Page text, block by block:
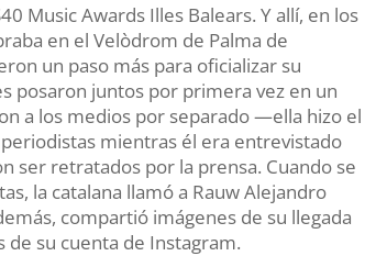
Music Awards Illes Balears. Y allí, en los
en el Velòdrom de Palma de
un paso más para oficializar su
posaron juntos por primera vez en un
a los medios por separado —ella hizo el
mientras él era entrevistado
ser retratados por la prensa. Cuando se
la catalana llamó a Rauw Alejandro
compartió imágenes de su llegada
de su cuenta de Instagram.